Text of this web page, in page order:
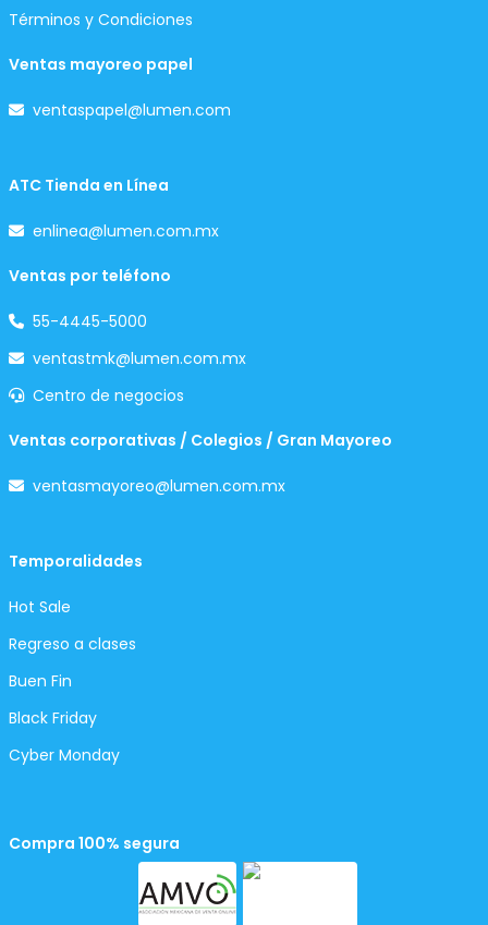
Términos y Condiciones
Ventas mayoreo papel
ventaspapel@lumen.com
ATC Tienda en Línea
enlinea@lumen.com.mx
Ventas por teléfono
55-4445-5000
ventastmk@lumen.com.mx
Centro de negocios
Ventas corporativas / Colegios / Gran Mayoreo
ventasmayoreo@lumen.com.mx
Temporalidades
Hot Sale
Regreso a clases
Buen Fin
Black Friday
Cyber Monday
Compra 100% segura